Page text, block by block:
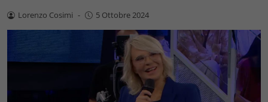
Lorenzo Cosimi - 5 Ottobre 2024